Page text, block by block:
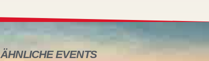
ÄHNLICHE EVENTS